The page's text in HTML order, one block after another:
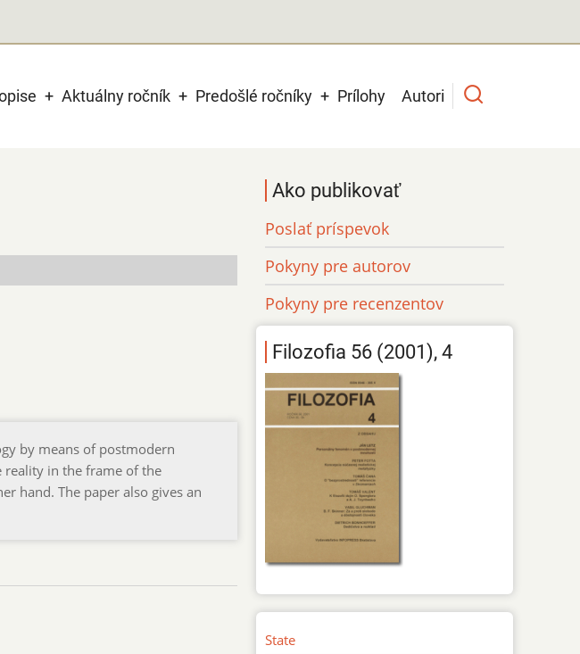
Aktuálny ročník Predošlé ročníky Prílohy Autori
by means of postmodern
in the frame of the
hand. The paper also gives an
Ako publikovať
Poslať príspevok
Pokyny pre autorov
Pokyny pre recenzentov
Filozofia 56 (2001), 4
State